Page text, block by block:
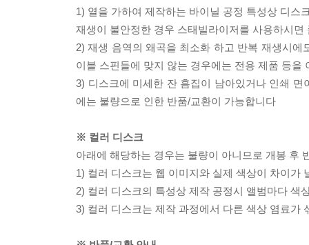
1) 열을 가하여 제작하는 바이닐 공정 특성상 디스
재생이 불안정한 경우 스태빌라이저를 사용하시
2) 재생 음역의 왜곡을 최소화 하고 반복 재생시
이블 스핀들에 맞지 않는 경우에는 전용 제품 등
3) 디스크에 미세한 잔 흠집이 남아있거나 인쇄
에는 불량으로 인한 반품/교환이 가능합니다
※ 컬러 디스크
아래에 해당하는 경우는 불량이 아니므로 개봉 후
1) 컬러 디스크는 웹 이미지와 실제 색상이 차이가
2) 컬러 디스크의 특성상 제작 공정시 앨범마다 색
3) 컬러 디스크는 제작 과정에서 다른 색상 염료가